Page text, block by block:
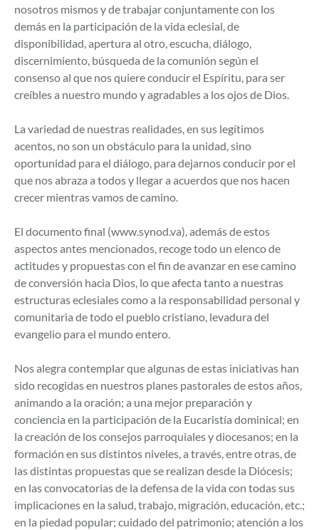
nosotros mismos y de trabajar conjuntamente con los
demás en la participación de la vida eclesial, de
disponibilidad, apertura al otro, escucha, diálogo,
discernimiento, búsqueda de la comunión según el
consenso al que nos quiere conducir el Espíritu, para ser
creíbles a nuestro mundo y agradables a los ojos de Dios.
La variedad de nuestras realidades, en sus legítimos
acentos, no son un obstáculo para la unidad, sino
oportunidad para el diálogo, para dejarnos conducir por el
que nos abraza a todos y llegar a acuerdos que nos hacen
crecer mientras vamos de camino.
El documento final (www.synod.va), además de estos
aspectos antes mencionados, recoge todo un elenco de
actitudes y propuestas con el fin de avanzar en ese camino
de conversión hacia Dios, lo que afecta tanto a nuestras
estructuras eclesiales como a la responsabilidad personal y
comunitaria de todo el pueblo cristiano, levadura del
evangelio para el mundo entero.
Nos alegra contemplar que algunas de estas iniciativas han
sido recogidas en nuestros planes pastorales de estos años,
animando a la oración; a una mejor preparación y
conciencia en la participación de la Eucaristía dominical; en
la creación de los consejos parroquiales y diocesanos; en la
formación en sus distintos niveles, a través, entre otras, de
las distintas propuestas que se realizan desde la Diócesis;
en las convocatorias de la defensa de la vida con todas sus
implicaciones en la salud, trabajo, migración, educación, etc.;
en la piedad popular; cuidado del patrimonio; atención a los